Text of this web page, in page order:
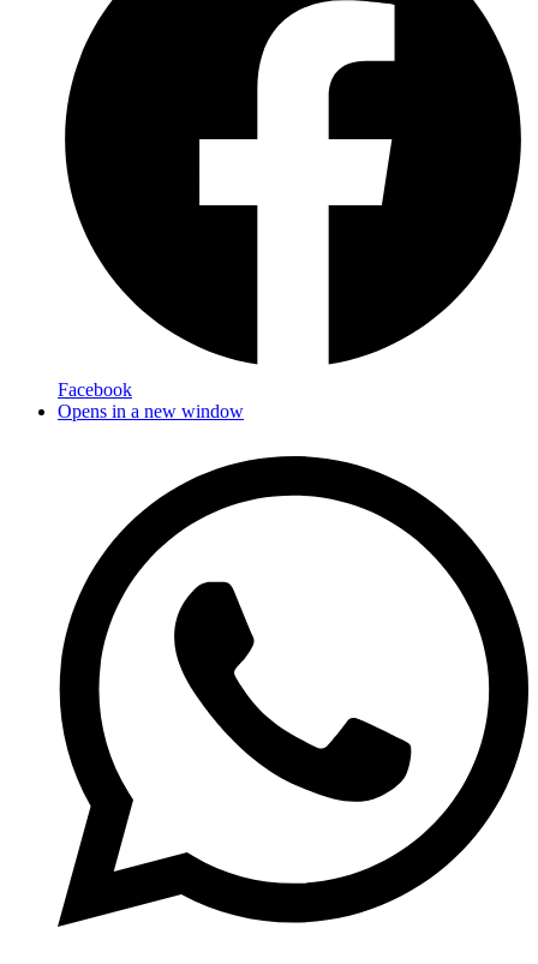
Facebook
Opens in a new window